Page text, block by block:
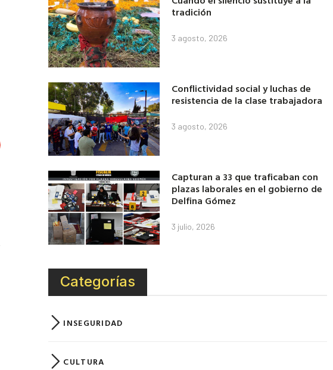
tradición
3 agosto, 2026
Conflictividad social y luchas de
resistencia de la clase trabajadora
3 agosto, 2026
Capturan a 33 que traficaban con
plazas laborales en el gobierno de
Delfina Gómez
3 julio, 2026
Categorías
INSEGURIDAD
CULTURA